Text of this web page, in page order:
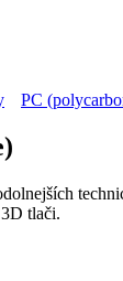
PC
tlači.